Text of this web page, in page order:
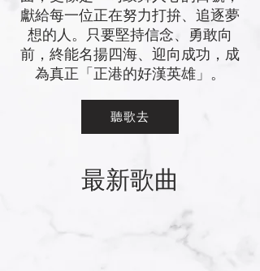
獻給每一位正在努力打拚、追逐夢
想的人。只要堅持信念、勇敢向
前，終能名揚四海、迎向成功，成
為真正「正港的好漢英雄」。
聽歌去
最新歌曲